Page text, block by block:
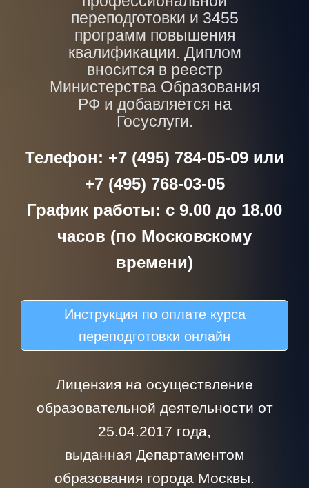
переподготовки и 3455
программ повышения
квалификации. Диплом
вносится в реестр
Министерства Образования
РФ и добавляется на
Госуслуги.
Телефон: +7 (495) 784-05-09 или
+7 (495) 768-03-05
График работы: с 9.00 до 18.00
часов (по Московскому
времени)
Инструкция по оплате курса
переподготовки онлайн
Лицензия на осуществление
образовательной деятельности от
25.04.2017 года,
выданная Департаментом
образования города Москвы.